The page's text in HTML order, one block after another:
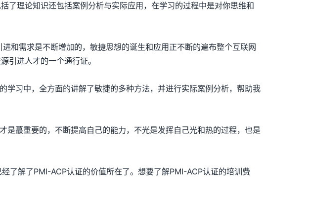
理论知识还包括案例分析与实际应用，在学习的过程中是对你思维和
需求是不断增加的，敏捷思想的诞生和应用正不断的遍布整个互联网
引进人才的一个通行证。
中，全方面的讲解了敏捷的多种方法，并进行实际案例分析，帮助我
重要的，不断提高自己的能力，不光是发挥自己光和热的过程，也是
解了PMI-ACP认证的价值所在了。想要了解PMI-ACP认证的培训费